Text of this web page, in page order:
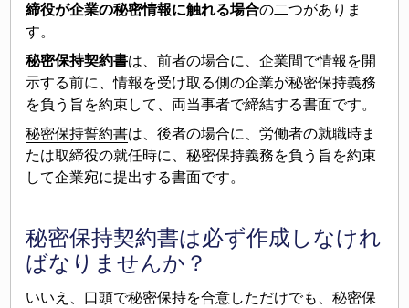
締役が企業の秘密情報に触れる場合の二つがありま
す。
秘密保持契約書は、前者の場合に、企業間で情報を開
示する前に、情報を受け取る側の企業が秘密保持義務
を負う旨を約束して、両当事者で締結する書面です。
秘密保持誓約書は、後者の場合に、労働者の就職時ま
たは取締役の就任時に、秘密保持義務を負う旨を約束
して企業宛に提出する書面です。
秘密保持契約書は必ず作成しなけれ
ばなりませんか？
いいえ、口頭で秘密保持を合意しただけでも、秘密保